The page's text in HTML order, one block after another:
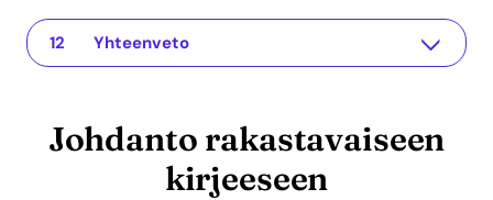
Johdanto rakastavaiseen kirjeeseen
The app for your relationship
Suuren rakastavaisen kirjeen elementit
Käytännön vinkkejä rakastavaiseen kirjeeseesi
Tunteiden rooli suhteissa
Rakastavaisten kirjeiden ROI
Kuinka Recoupling-sovellus voi auttaa
Usein kysyttyjä kysymyksiä rakastavista kirjeistä
Kuinka pitkä rakastavainen kirje pitäisi olla?
Pitääkö minun kirjoittaa rakastavainen kirje erityiseen tilaisuuteen?
Mitä jos en tiedä, mitä kirjoittaa?
Yhteenveto
Johdanto rakastavaiseen
kirjeeseen